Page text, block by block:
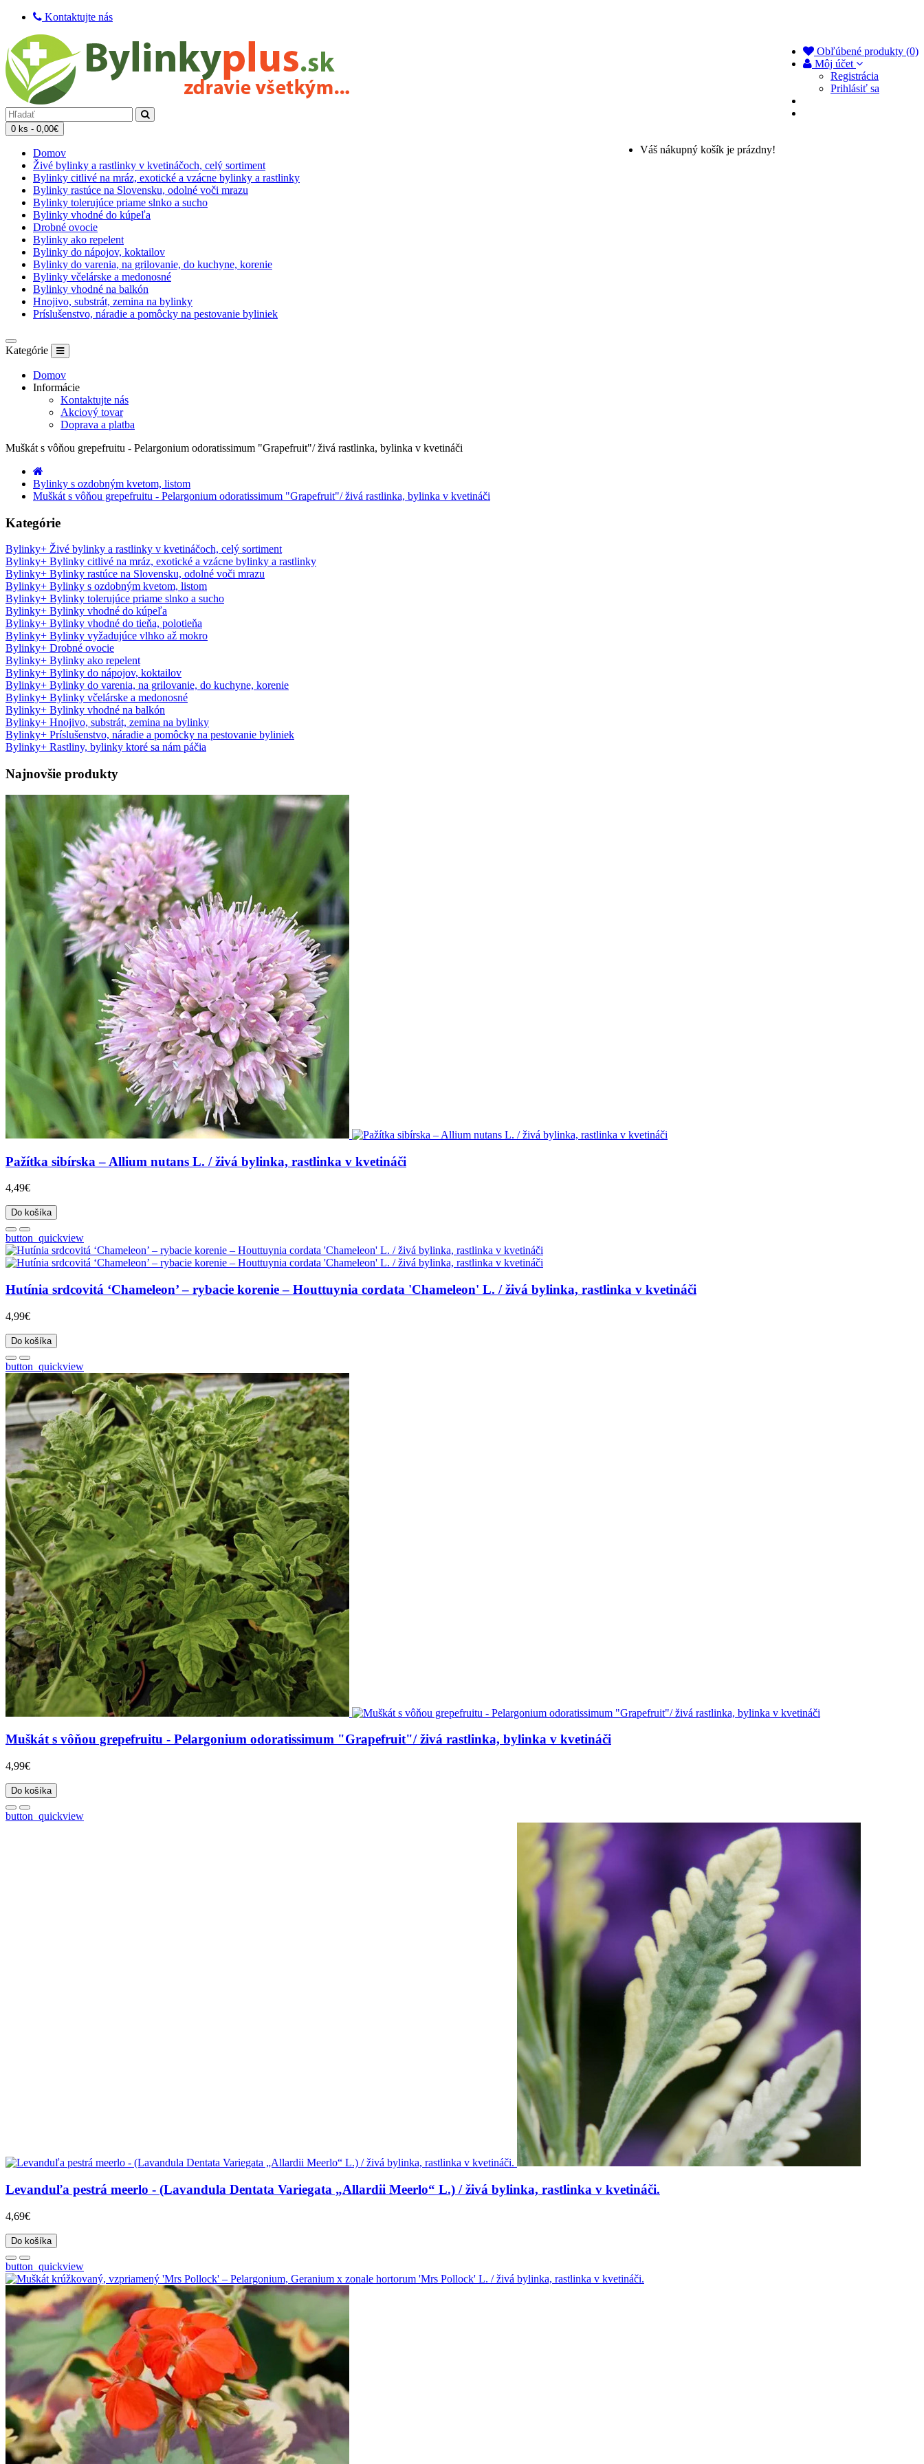
Kontaktujte nás
Obľúbené produkty (0)
Môj účet
Registrácia
Prihlásiť sa
0 ks - 0,00€
Váš nákupný košík je prázdny!
Domov
Živé bylinky a rastlinky v kvetináčoch, celý sortiment
Bylinky citlivé na mráz, exotické a vzácne bylinky a rastlinky
Bylinky rastúce na Slovensku, odolné voči mrazu
Bylinky tolerujúce priame slnko a sucho
Bylinky vhodné do kúpeľa
Drobné ovocie
Bylinky ako repelent
Bylinky do nápojov, koktailov
Bylinky do varenia, na grilovanie, do kuchyne, korenie
Bylinky včelárske a medonosné
Bylinky vhodné na balkón
Hnojivo, substrát, zemina na bylinky
Príslušenstvo, náradie a pomôcky na pestovanie byliniek
Kategórie
Domov
Informácie
Kontaktujte nás
Akciový tovar
Doprava a platba
Muškát s vôňou grepefruitu - Pelargonium odoratissimum "Grapefruit"/ živá rastlinka, bylinka v kvetináči
Bylinky s ozdobným kvetom, listom
Muškát s vôňou grepefruitu - Pelargonium odoratissimum "Grapefruit"/ živá rastlinka, bylinka v kvetináči
Kategórie
Bylinky+ Živé bylinky a rastlinky v kvetináčoch, celý sortiment
Bylinky+ Bylinky citlivé na mráz, exotické a vzácne bylinky a rastlinky
Bylinky+ Bylinky rastúce na Slovensku, odolné voči mrazu
Bylinky+ Bylinky s ozdobným kvetom, listom
Bylinky+ Bylinky tolerujúce priame slnko a sucho
Bylinky+ Bylinky vhodné do kúpeľa
Bylinky+ Bylinky vhodné do tieňa, polotieňa
Bylinky+ Bylinky vyžadujúce vlhko až mokro
Bylinky+ Drobné ovocie
Bylinky+ Bylinky ako repelent
Bylinky+ Bylinky do nápojov, koktailov
Bylinky+ Bylinky do varenia, na grilovanie, do kuchyne, korenie
Bylinky+ Bylinky včelárske a medonosné
Bylinky+ Bylinky vhodné na balkón
Bylinky+ Hnojivo, substrát, zemina na bylinky
Bylinky+ Príslušenstvo, náradie a pomôcky na pestovanie byliniek
Bylinky+ Rastliny, bylinky ktoré sa nám páčia
Najnovšie produkty
Pažítka sibírska – Allium nutans L. / živá bylinka, rastlinka v kvetináči
4,49€
Do košíka
button_quickview
Hutínia srdcovitá ‘Chameleon’ – rybacie korenie – Houttuynia cordata 'Chameleon' L. / živá bylinka, rastlinka v kvetináči
4,99€
Do košíka
button_quickview
Muškát s vôňou grepefruitu - Pelargonium odoratissimum "Grapefruit"/ živá rastlinka, bylinka v kvetináči
4,99€
Do košíka
button_quickview
Levanduľa pestrá meerlo - (Lavandula Dentata Variegata „Allardii Meerlo“ L.) / živá bylinka, rastlinka v kvetináči.
4,69€
Do košíka
button_quickview